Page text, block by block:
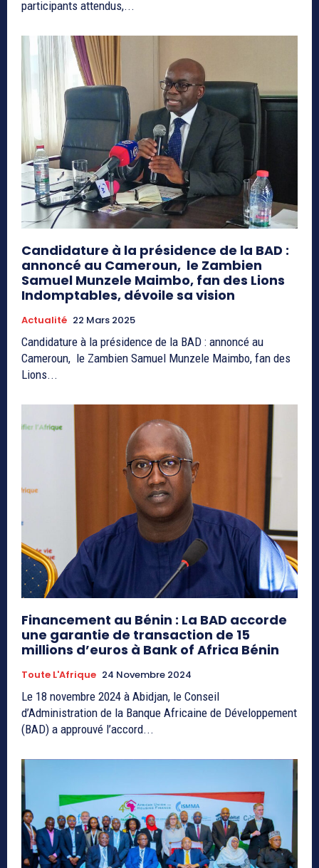
participants attendus,...
Candidature à la présidence de la BAD :
annoncé au Cameroun, le Zambien
Samuel Munzele Maimbo, fan des Lions
Indomptables, dévoile sa vision
Actualité 22 Mars 2025
Candidature à la présidence de la BAD : annoncé au
Cameroun, le Zambien Samuel Munzele Maimbo, fan des
Lions...
Financement au Bénin : La BAD accorde
une garantie de transaction de 15
millions d’euros à Bank of Africa Bénin
Toute L'Afrique 24 Novembre 2024
Le 18 novembre 2024 à Abidjan, le Conseil
d’Administration de la Banque Africaine de Développement
(BAD) a approuvé l’accord...